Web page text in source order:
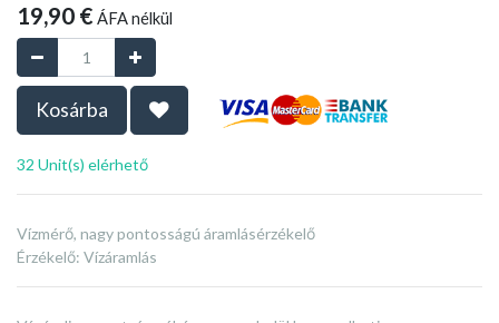
19,90 € ÁFA nélkül
Kosárba
32 Unit(s) elérhető
Vízmérő, nagy pontosságú áramlásérzékelő
Érzékelő: Vízáramlás